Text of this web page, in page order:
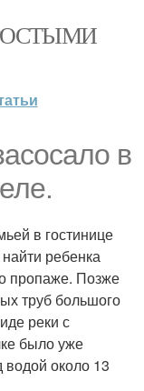
в
в гостинице
ребенка
пропаже. Позже
труб большого
реки с
было уже
около 13